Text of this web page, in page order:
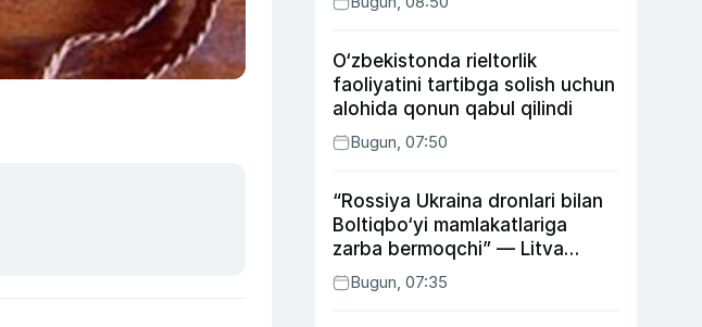
O‘zbekistonda rieltorlik
faoliyatini tartibga solish uchun
alohida qonun qabul qilindi
Bugun, 07:50
“Rossiya Ukraina dronlari bilan
Boltiqbo‘yi mamlakatlariga
zarba bermoqchi” — Litva
mudofaa vaziri
Bugun, 07:35